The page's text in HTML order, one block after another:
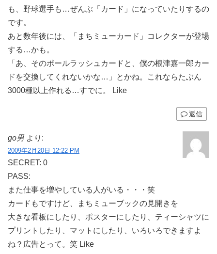
も、野球選手も…ぜんぶ「カード」になっていたりするの
です。
あと数年後には、「まちミューカード」コレクターが登場
する…かも。
「あ、そのポールラッシュカードと、僕の根津嘉一郎カー
ドを交換してくれないかな…」とかね。これならたぶん
3000種以上作れる…すでに。 Like
返信
go男 より:
2009年2月20日 12:22 PM
SECRET: 0
PASS:
また仕事を増やしている人がいる・・・笑
カードもですけど、まちミューブックの見開きを
大きな看板にしたり、ポスターにしたり、ティーシャツに
プリントしたり、マットにしたり、いろいろできますよ
ね？広告とって。笑 Like